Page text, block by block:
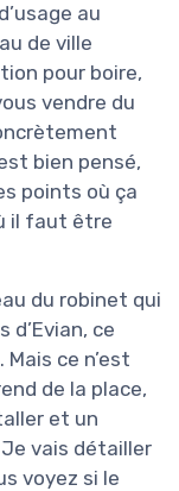
au
de ville
pour boire,
vendre du
bien pensé,
points où ça
il faut être
du robinet qui
d’Evian, ce
ce n’est
de la place,
et un
vais détailler
voyez si le